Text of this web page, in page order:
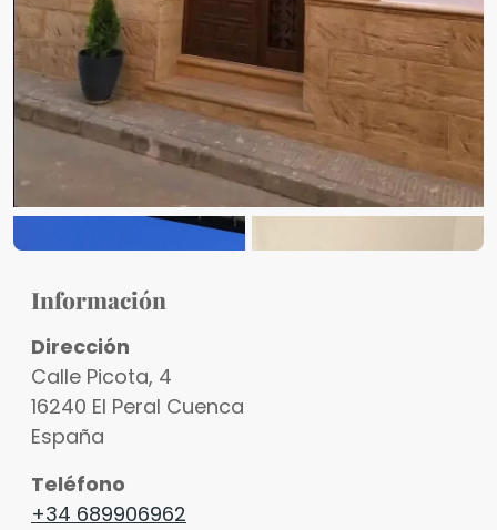
Información
Dirección
Calle Picota, 4
16240 El Peral Cuenca
España
Teléfono
+34 689906962